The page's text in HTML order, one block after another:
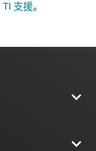
TI 支援。​​​​​​​​​​​​​​